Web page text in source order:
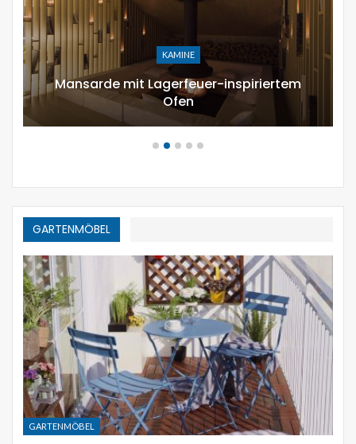
URLAUB DEKOR
12 moderne Möglichkeiten,
zusammensetzen Kürbisgewächs zu…
GARTENMÖBEL
GARTENMÖBEL